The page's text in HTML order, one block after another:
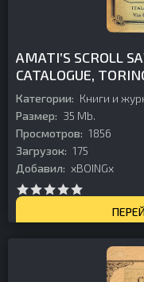
AMATI’S SCROLL
CATALOGUE,
Категории: Книги и
Размер: 35 Mb.
Просмотров: 1856
Загрузок: 175
Добавил: xBOINGx